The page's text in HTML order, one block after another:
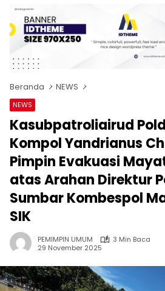
Beranda NEWS
NEWS
Kasubpatroliairud
Kompol Yandrianus
Pimpin Evakuasi
atas Arahan Direktur
Sumbar Kombespol
SIK
PEMIMPIN UMUM
3 Min Baca
29 November 2025